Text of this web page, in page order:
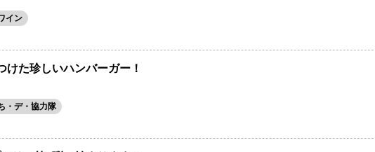
イン
けた珍しいハンバーガー！
・デ・協力隊